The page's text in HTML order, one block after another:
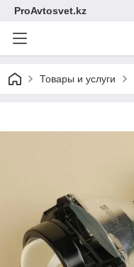
ProAvtosvet.kz
Товары и услуги